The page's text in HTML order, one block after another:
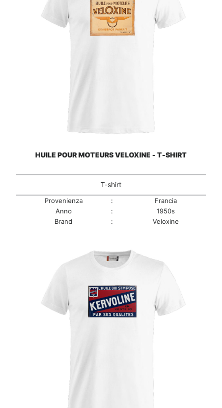
HUILE POUR MOTEURS VELOXINE - T-SHIRT
T-shirt
Provenienza :
Francia
Anno
:
1950s
Brand
: Veloxine